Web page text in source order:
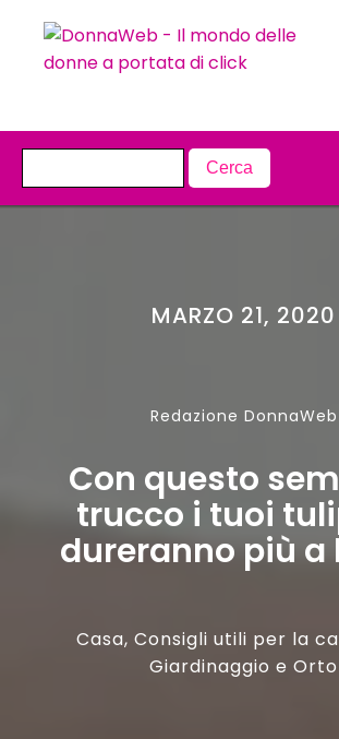
MARZO 21, 2020
Redazione DonnaWeb
Con questo
trucco i tuoi
dureranno più a
Casa, Consigli utili per la
Giardinaggio e Orto